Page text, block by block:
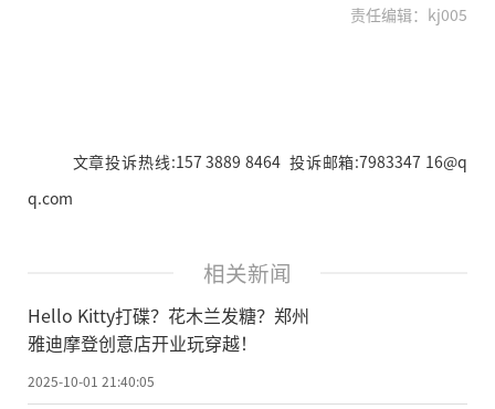
责任编辑：kj005
文章投诉热线:157 3889 8464 投诉邮箱:7983347 16@q
q.com
相关新闻
Hello Kitty打碟？花木兰发糖？郑州
雅迪摩登创意店开业玩穿越！
2025-10-01 21:40:05